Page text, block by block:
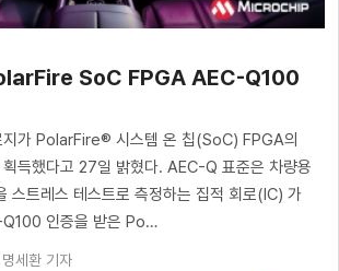
SoC FPGA AEC-Q100
지가 PolarFire® 시스템 온 칩(SoC) FPGA의
득했다고 27일 밝혔다. AEC-Q 표준은 차량용
스트레스 테스트로 측정하는 집적 회로(IC) 가
Q100 인증을 받은 Po…
명세환 기자